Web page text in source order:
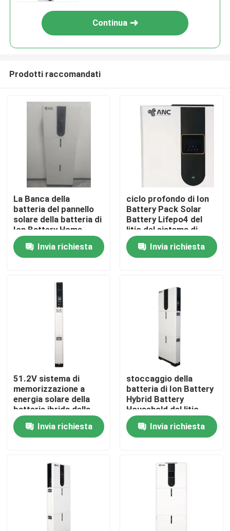
Casa
Chi siamo
Controllo di qualità
Contattaci
notizie
Tutti i casi
stoccaggio della batteria della famiglia
Sistemi di accumulo di batterie residenziali
Continua
Prodotti raccomandati
La Banca della
batteria del pannello
solare della batteria di
Ion Battery Home
Solar Lifepo 4 del litio
Invia richiesta
ciclo profondo di Ion
Battery Pack Solar
Battery Lifepo4 del
litio del sistema di
batterie 51.2V
Invia richiesta
51.2V sistema di
memorizzazione a
energia solare della
batteria ibrida della
batteria della batteria
Lifepo4Invia richiesta
stoccaggio della
batteria di Ion Battery
Hybrid Battery
Household del litio
della batteria 51.2V
Invia richiesta